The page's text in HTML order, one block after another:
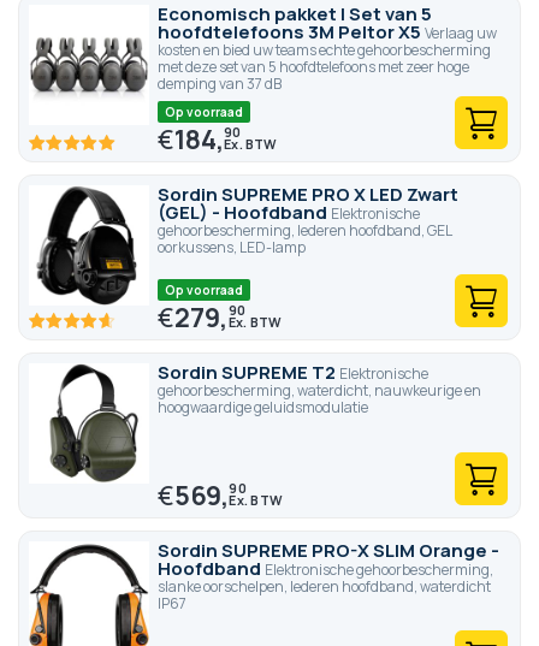
Economisch pakket | Set van 5
hoofdtelefoons 3M Peltor X5 Verlaag uw
kosten en bied uw teams echte gehoorbescherming
met deze set van 5 hoofdtelefoons met zeer hoge
demping van 37 dB
Op voorraad
€184,90
Sordin SUPREME PRO X LED Zwart
(GEL) - Hoofdband Elektronische
gehoorbescherming, lederen hoofdband, GEL
oorkussens, LED-lamp
Op voorraad
€279,90
Sordin SUPREME T2 Elektronische
gehoorbescherming, waterdicht, nauwkeurige en
hoogwaardige geluidsmodulatie
€569,90
Sordin SUPREME PRO-X SLIM Orange -
Hoofdband Elektronische gehoorbescherming,
slanke oorschelpen, lederen hoofdband, waterdicht
IP67